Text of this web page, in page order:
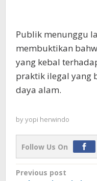
Publik menunggu
membuktikan
yang kebal
praktik ilegal yang
daya alam.
byyopi herwindo
Follow Us On
Post
Previous post